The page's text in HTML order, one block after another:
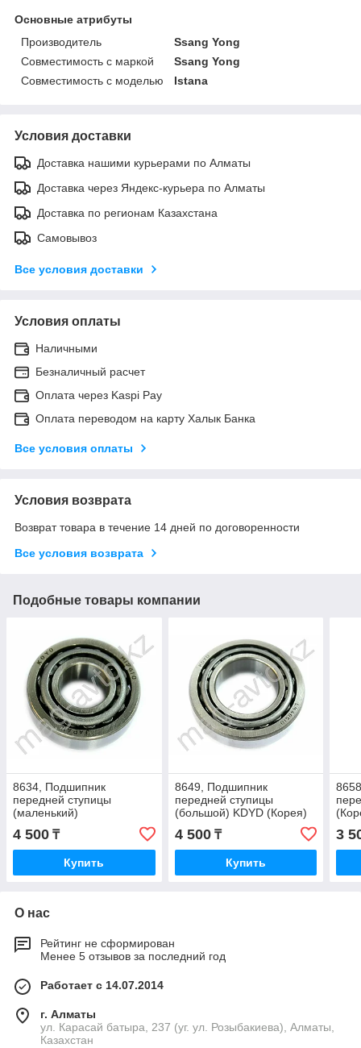
Основные атрибуты
Производитель
Ssang Yong
Совместимость с маркой
Ssang Yong
Совместимость с моделью
Istana
Условия доставки
Доставка нашими курьерами по Алматы
Доставка через Яндекс-курьера по Алматы
Доставка по регионам Казахстана
Самовывоз
Все условия доставки
Условия оплаты
Наличными
Безналичный расчет
Оплата через Kaspi Pay
Оплата переводом на карту Халык Банка
Все условия оплаты
Условия возврата
Возврат товара в течение 14 дней по договоренности
Все условия возврата
Подобные товары компании
8634, Подшипник
передней ступицы
(маленький)
4 500 ₸
Купить
8649, Подшипник
передней ступицы
(большой) KDYD (Корея)
4 500₸
Купить
3
О нас
Рейтинг не сформирован
Менее 5 отзывов за последний год
Работает с 14.07.2014
г. Алматы
ул. Карасай батыра, 237 (уг. ул. Розыбакиева), Алматы,
Казахстан